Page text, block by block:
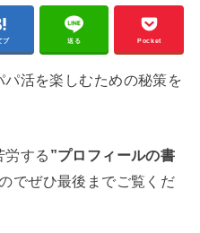
ブ 送る Pocket
活を楽しむための秘策を
労する ”プロフィールの書
でぜひ最後までご覧くだ